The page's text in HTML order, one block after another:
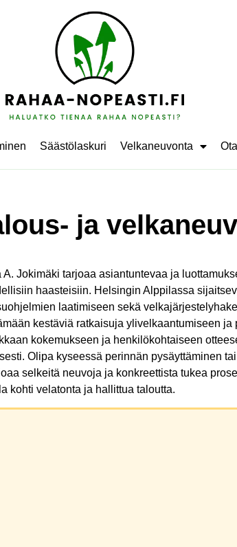
Säästölaskuri Velkaneuvonta
ja
Jokimäki tarjoaa asiantuntevaa ja
haasteisiin. Helsingin Alppilassa
laatimiseen sekä
kestäviä ratkaisuja ylivelkaantumiseen ja
kokemukseen ja henkilökohtaiseen
Olipa kyseessä perinnän pysäyttäminen
selkeitä neuvoja ja konkreettista tukea
kohti velatonta ja hallittua taloutta.